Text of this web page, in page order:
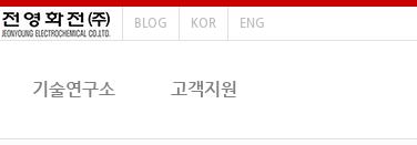
BLOG KOR ENG
기술연구소 고객지원